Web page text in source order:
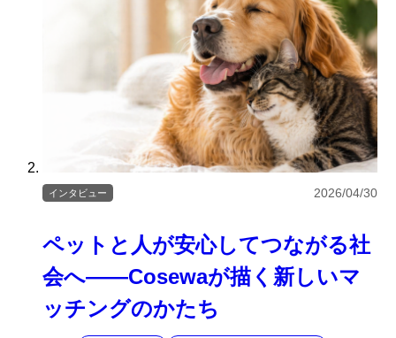
ペットと人が安心してつながる社
会へ――Cosewaが描く新しいマ
ッチングのかたち
インタビュー 2026/04/30